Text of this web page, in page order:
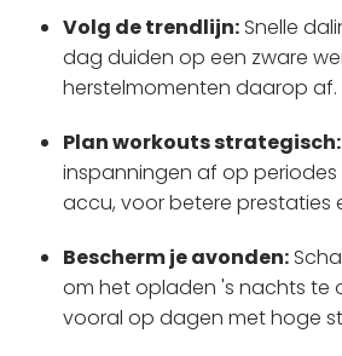
Volg de trendlijn: Snelle
dag duiden op een zware
herstelmomenten daarop af.
Plan workouts strategisch:
inspanningen af op periodes
accu, voor betere prestaties
Bescherm je avonden:
om het opladen 's nachts te
vooral op dagen met hoge